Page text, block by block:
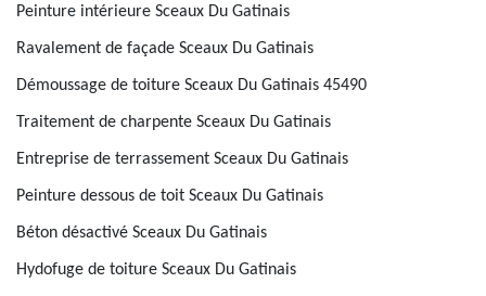
Peinture intérieure Sceaux Du Gatinais
Ravalement de façade Sceaux Du Gatinais
Démoussage de toiture Sceaux Du Gatinais 45490
Traitement de charpente Sceaux Du Gatinais
Entreprise de terrassement Sceaux Du Gatinais
Peinture dessous de toit Sceaux Du Gatinais
Béton désactivé Sceaux Du Gatinais
Hydofuge de toiture Sceaux Du Gatinais